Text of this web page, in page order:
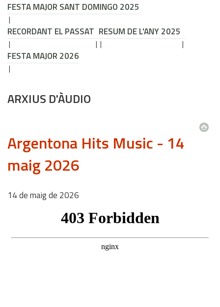
FESTA MAJOR SANT DOMINGO 2025
RECORDANT EL PASSAT RESUM DE L'ANY 2025
FESTA MAJOR 2026
ARXIUS D'ÀUDIO
Argentona Hits Music - 14
maig 2026
14demaigde 2026